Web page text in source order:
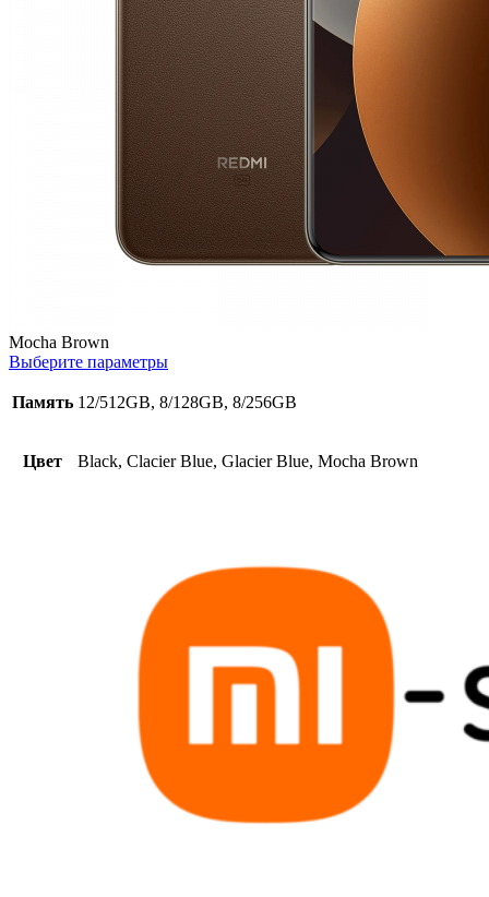
Mocha Brown
Выберите параметры
Память 12/512GB, 8/128GB, 8/256GB
Цвет Black, Clacier Blue, Glacier Blue, Mocha Brown